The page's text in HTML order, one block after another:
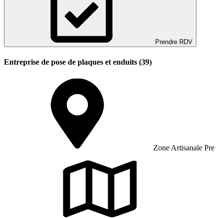
Prendre RDV
Entreprise de pose de plaques et enduits (39)
Zone Artisanale Pre